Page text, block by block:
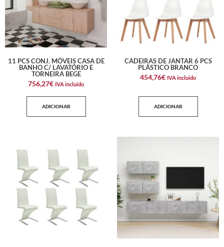
11 PCS CONJ. MÓVEIS CASA DE
BANHO C/ LAVATÓRIO E
TORNEIRA BEGE
756,27€ IVA incluido
ADICIONAR
CADEIRAS DE JANTAR 6 PCS
PLÁSTICO BRANCO
454,76€ IVA incluido
ADICIONAR